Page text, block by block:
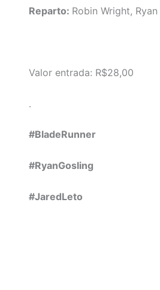
Reparto: Robin Wright,
Valor entrada: R$28,00
.
#BladeRunner
#RyanGosling
#JaredLeto